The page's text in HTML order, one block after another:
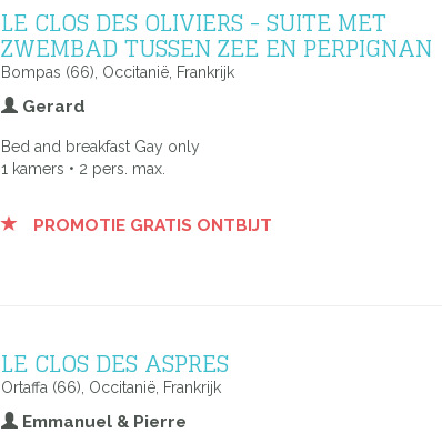
LE CLOS DES OLIVIERS - SUITE MET
ZWEMBAD TUSSEN ZEE EN PERPIGNAN
Bompas (66), Occitanië, Frankrijk
Gerard
Bed and breakfast Gay only
1 kamers • 2 pers. max.
PROMOTIE GRATIS ONTBIJT
LE CLOS DES ASPRES
Ortaffa (66), Occitanië, Frankrijk
Emmanuel & Pierre